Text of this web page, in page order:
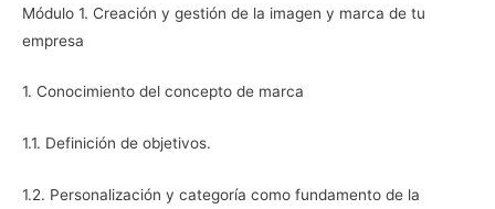
Módulo 1. Creación y gestión de la imagen y marca de tu
empresa
1. Conocimiento del concepto de marca
1.1. Definición de objetivos.
1.2. Personalización y categoría como fundamento de la